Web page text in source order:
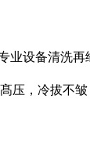
设备清洗
，冷拔不